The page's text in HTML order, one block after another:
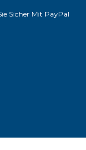
Sicher Mit PayPal